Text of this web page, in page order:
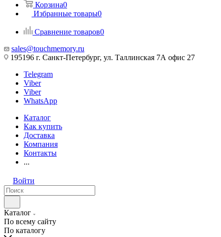
Корзина0
Избранные товары0
Сравнение товаров0
sales@touchmemory.ru
195196 г. Санкт-Петербург, ул. Таллинская 7А офис 27
Telegram
Viber
Viber
WhatsApp
Каталог
Как купить
Доставка
Компания
Контакты
...
Войти
Каталог
По всему сайту
По каталогу